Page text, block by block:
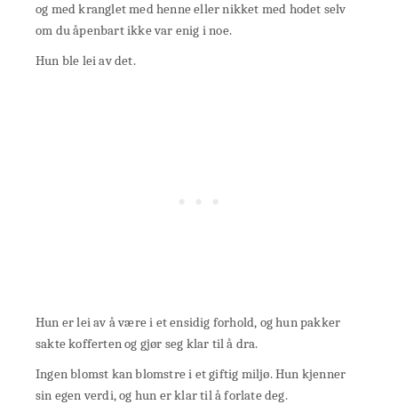
og med kranglet med henne eller nikket med hodet selv
om du åpenbart ikke var enig i noe.
Hun ble lei av det.
Hun er lei av å være i et ensidig forhold, og hun pakker
sakte kofferten og gjør seg klar til å dra.
Ingen blomst kan blomstre i et giftig miljø. Hun kjenner
sin egen verdi, og hun er klar til å forlate deg.